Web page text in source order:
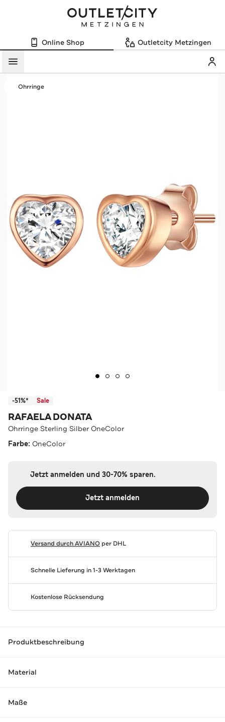
Online Shop Outletcity Metzingen
Menü
Ohrringe
-51%* Sale
RAFAELA DONATA
Ohrringe Sterling Silber OneColor
Farbe: OneColor
Jetzt anmelden und 30-70% sparen.
Jetzt anmelden
Versand durchAVIANOper DHL
Schnelle Lieferung in 1-3 Werktagen
Kostenlose Rücksendung
Produktbeschreibung
Material
Maße